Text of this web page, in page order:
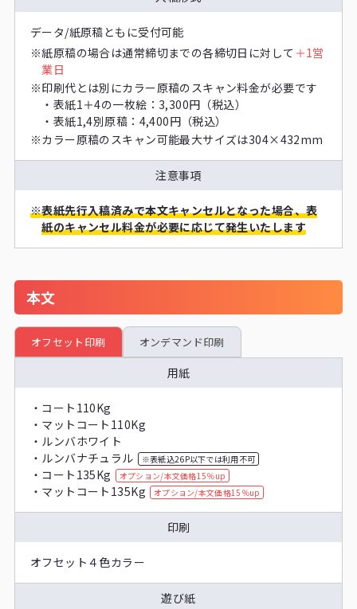
データ/紙原稿ともに受付可能
※紙原稿の場合は通常締切までの各締切日に対して ＋1営
業日
※印刷代とは別にカラー原稿のスキャン料金が必要です
・ 表紙1＋4の一枚絵：3,300円（税込）
・ 表紙1,4別原稿：4,400円（税込）
※カラー原稿のスキャン可能最大サイズは304×432mm
注意事項
※表紙先行入稿済みで本文キャンセルとなった場合、表
紙のキャンセル料金が必要に応じて発生いたします
本文
オフセット印刷 オンデマンド印刷
用紙
・ コート110Kg
・ マットコート110Kg
・ ルンバホワイト
・ ルンバナチュラル ※表紙込26P以下では利用不可
・ コート135Kg オプション/本文価格15％up
・ マットコート135Kg オプション/本文価格15％up
印刷
オフセット４色カラー
遊び紙